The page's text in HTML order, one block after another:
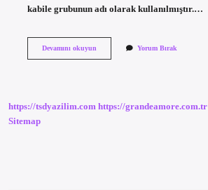
kabile grubunun adı olarak kullanılmıştır.…
Devamını okuyunTerekemeler
Yorum Bırak
https://tsdyazilim.com https://grandeamore.com.tr
Sitemap